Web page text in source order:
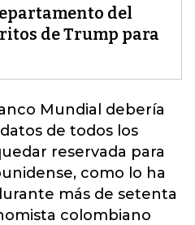
del
de Trump para
Mundial debería
de todos los
reservada para
como lo ha
más de setenta
colombiano